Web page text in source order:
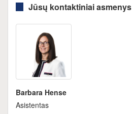
Jūsų kontaktiniai asmenys
Barbara Hense
Asistentas